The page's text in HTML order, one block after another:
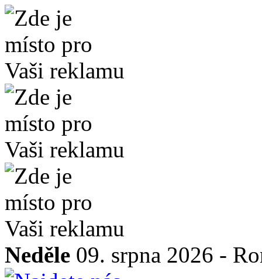
Neděle 09. srpna 2026 -